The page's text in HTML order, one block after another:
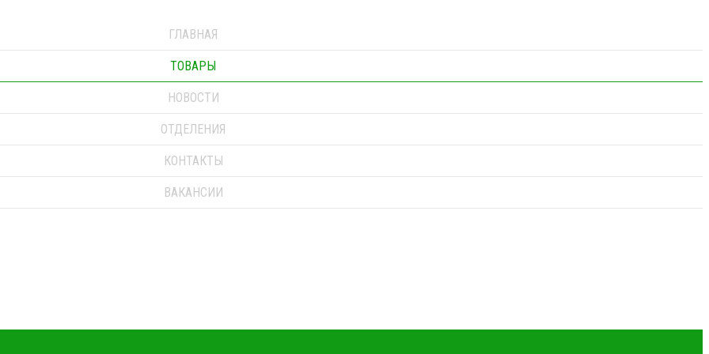
ГЛАВНАЯ
ТОВАРЫ
НОВОСТИ
ОТДЕЛЕНИЯ
КОНТАКТЫ
ВАКАНСИИ